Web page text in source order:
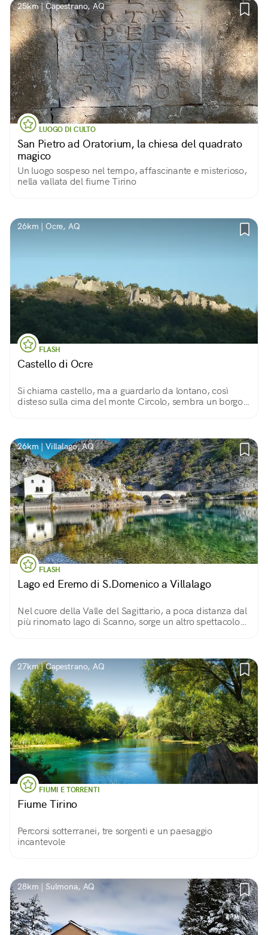
25km | Capestrano, AQ
LUOGO DI CULTO
San Pietro ad Oratorium, la chiesa del quadrato
magico
Un luogo sospeso nel tempo, affascinante e misterioso,
nella vallata del fiume Tirino
26km | Ocre, AQ
FLASH
Castello di Ocre
Si chiama castello, ma a guardarlo da lontano, così
disteso sulla cima del monte Circolo, sembra un borgo
26km | Villalago, AQ
FLASH
Lago ed Eremo di S.Domenico a Villalago
Nel cuore della Valle del Sagittario, a poca distanza dal
più rinomato lago di Scanno, sorge un altro spettacolo
27km | Capestrano, AQ
FIUMI E TORRENTI
Fiume Tirino
Percorsi sotterranei, tre sorgenti e un paesaggio
incantevole
28km | Sulmona, AQ